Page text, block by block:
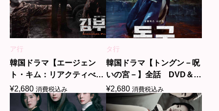
ア行
韓国ドラマ【エージェン
ト・キム：リアクティべー
ティッド】全話 DVD＆
Blu-ray
¥2,680 消費税込み
タ行
韓国ドラマ【トングン－呪
いの宮－】全話 DVD＆
Blu-ray
¥2,680 消費税込み